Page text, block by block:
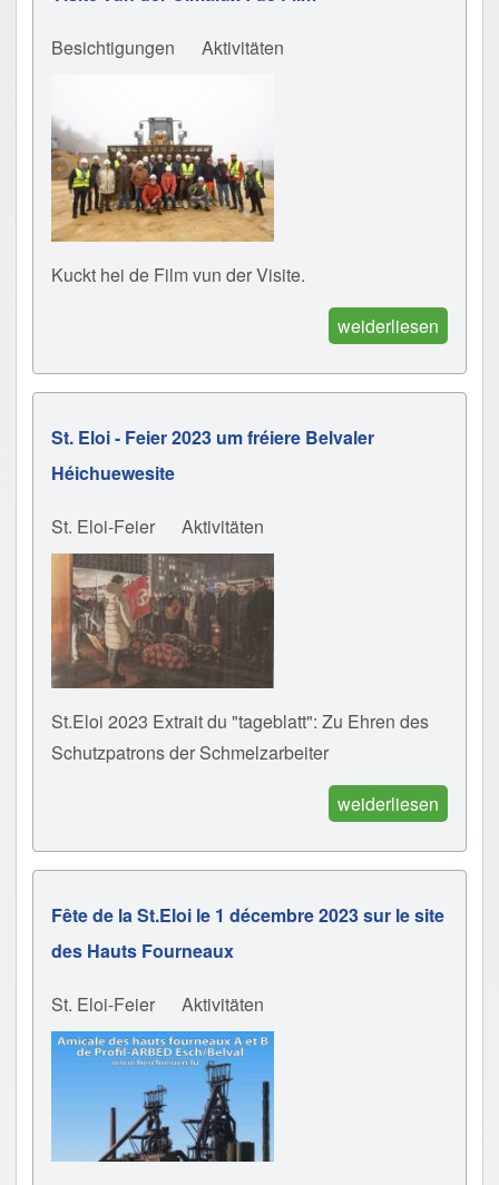
Besichtigungen Aktivitäten
Kuckt hei de Film vun der Visite.
weiderliesen
St. Eloi - Feier 2023 um fréiere Belvaler
Héichuewesite
St. Eloi-Feier Aktivitäten
St.Eloi 2023 Extrait du "tageblatt": Zu Ehren des
Schutzpatrons der Schmelzarbeiter
weiderliesen
Fête de la St.Eloi le 1 décembre 2023 sur le site
des Hauts Fourneaux
St. Eloi-Feier Aktivitäten